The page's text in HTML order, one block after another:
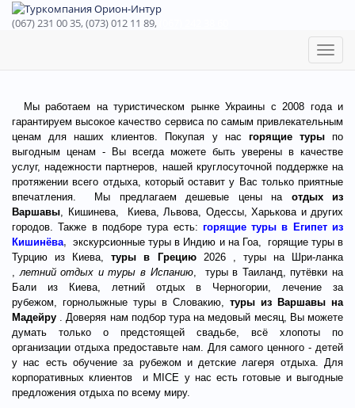
(067) 231 00 35, (073) 012 11 89,
Toggle
Мы работаем на туристическом рынке Украины с 2008 года и
гарантируем высокое качество сервиса по самым привлекательным
ценам для наших клиентов. Покупая у нас горящие турыпо
выгодным ценам - Вы всегда можете быть уверены в качестве
услуг, надежности партнеров, нашей круглосуточной поддержке на
протяжении всего отдыха, который оставит у Вас только приятные
впечатления. Мы предлагаем дешевые цены на отдых из
Варшавы , Кишинева, Киева, Львова, Одессы, Харькова и других
городов. Также в подборе тура есть: горящие туры в Египет из
Кишинёва,
экскурсионные туры в Индию и на Гоа, горящие туры в
Турцию из Киева,туры в Грецию 2026, туры на Шри-ланка
летний отдых и туры в Испанию, туры в Таиланд,путёвки на
Бали из Киева, летний отдых в Черногории, лечение за
рубежом, горнолыжные туры в Словакию туры из Варшавы на
Мадейру
. Доверяя нам подбор тура на медовый месяц, Вы можете
думать только о предстоящей свадьбе, всё хлопоты по
организации отдыха предоставьте нам. Для самого ценного - детей
у нас есть обучение за рубежом и детские лагеря отдыха. Для
корпоративных клиентов и MICE у нас есть готовые и выгодные
предложения отдыха по всему миру.